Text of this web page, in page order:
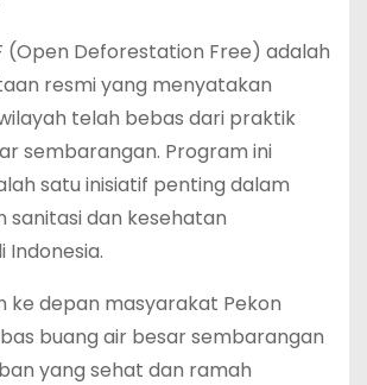
(Open Deforestation Free) adalah
resmi yang menyatakan
telah bebas dari praktik
sembarangan. Program ini
satu inisiatif penting dalam
sanitasi dan kesehatan
Indonesia.
ke depan masyarakat Pekon
buang air besar sembarangan
yang sehat dan ramah